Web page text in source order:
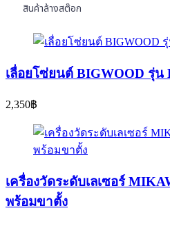
สินค้าล้างสต๊อก
เลื่อยโซ่ยนต์ BIGWOOD รุ่น
2,350฿
เครื่องวัดระดับเลเซอร์
พร้อมขาตั้ง